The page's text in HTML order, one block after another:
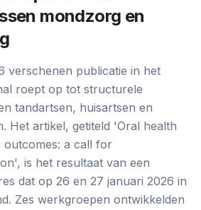
mondzorg en
verschenen publicatie in het
roept op tot structurele
tandartsen, huisartsen en
Het artikel, getiteld 'Oral health
outcomes: a call for
is het resultaat van een
dat op 26 en 27 januari 2026 in
Zes werkgroepen ontwikkelden